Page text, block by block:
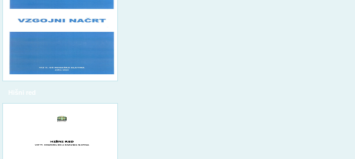
Hišni red